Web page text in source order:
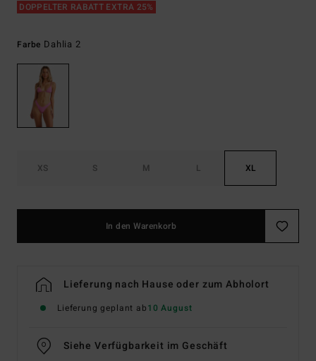
DOPPELTER RABATT EXTRA 25%
Farbe Dahlia 2
XS S M L XL
In den Warenkorb
Lieferung nach Hause oder zum Abholort
Lieferung geplant ab10 August
Siehe Verfügbarkeit im Geschäft